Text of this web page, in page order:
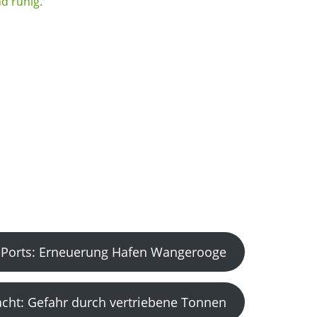
Erneuerung Hafen Wangerooge
Gefahr durch vertriebene Tonnen